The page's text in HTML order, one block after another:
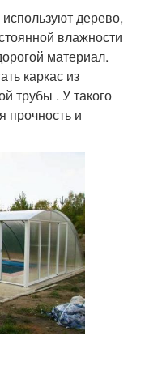
дерево,
влажности
материал.
каркас из
трубы . У такого
прочность и